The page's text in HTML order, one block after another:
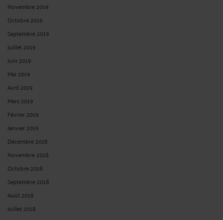
Novembre 2019
Octobre 2019
Septembre 2019
Juillet 2019
Juin 2019
Mai 2019
Avril 2019
Mars 2019
Février 2019
Janvier 2019
Décembre 2018
Novembre 2018
Octobre 2018
Septembre 2018
Août 2018
Juillet 2018